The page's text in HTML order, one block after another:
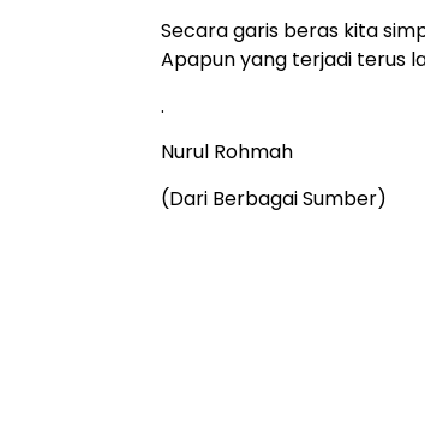
Secara garis beras kita
Apapun yang terjadi terus
.
Nurul Rohmah
(Dari Berbagai Sumber)